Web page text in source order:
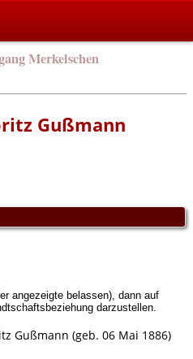
Merkelschen
Gußmann
angezeigte belassen), dann auf
darzustellen.
Gußmann (geb. 06 Mai 1886)